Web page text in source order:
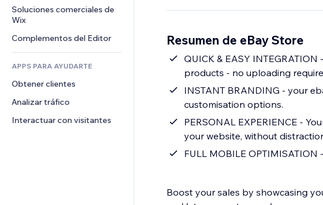
Crowdfunding
Alimentos y bebidas
Noticias
Servicios de contenido
Efectos de texto
Banners e insignias
Calculadoras
Buscar
Teléfono
Comunidad
Reseñas y testimonios
Soluciones comerciales de
Wix
Complementos del Editor
APPS PARA AYUDARTE
Obtener clientes
Analizar tráfico
Interactuar con visitantes
Resumen de eBay Store
QUICK & EASY
products - no uploading
INSTANT BRANDING - your
customisation options.
PERSONAL EXPERIENCE -
your website, without
FULL MOBILE
Boost your sales by showcasing